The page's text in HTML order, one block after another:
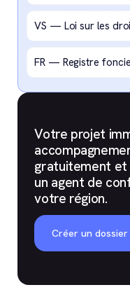
VS — Loi sur les
FR — Registre
Votre projet
gratuitement et
un agent de
votre région.
Créer un